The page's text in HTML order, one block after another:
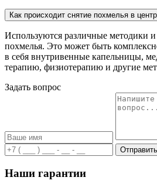
Как происходит снятие похмелья в
Используются различные методики
похмелья. Это может быть
в себя внутривенные капельницы,
терапию, физиотерапию и другие
Задать вопрос
Отправить
Наши гарантии